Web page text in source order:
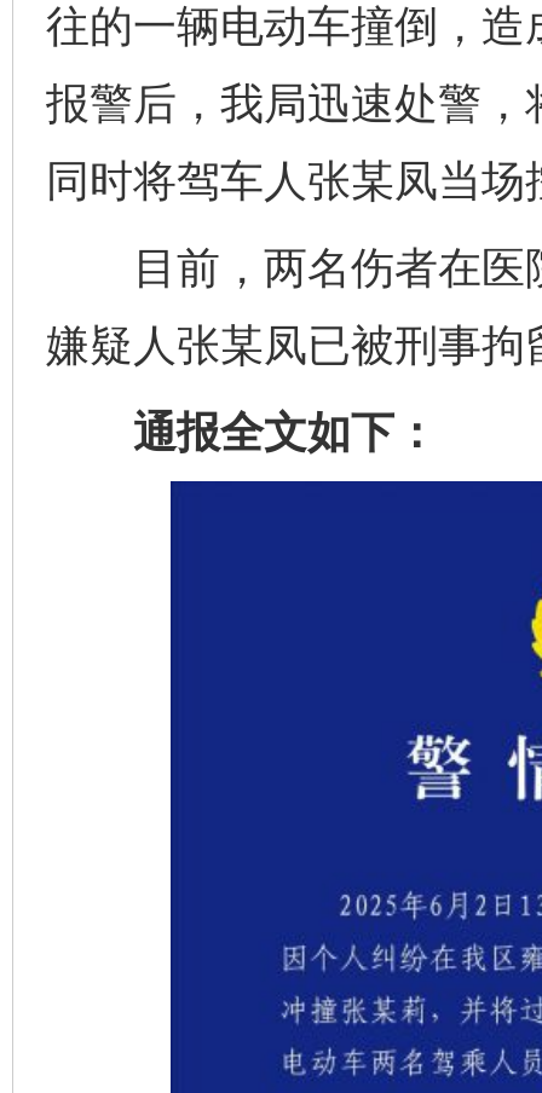
往的一辆电动车撞倒，
报警后，我局迅速处警
同时将驾车人张某凤当场
目前，两名伤者在医
嫌疑人张某凤已被刑事
通报全文如下：